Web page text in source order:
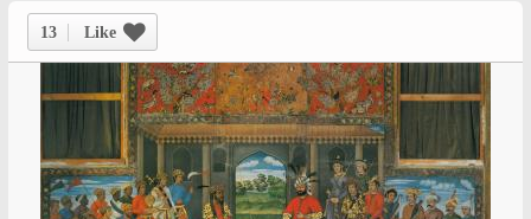
13 Like